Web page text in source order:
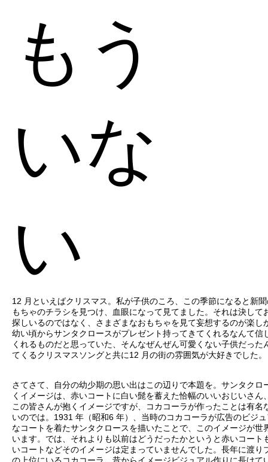
もう
いな
い
12 月といえばクリスマス。私が子供のころ、この季節になると新
もちゃのチラシを見つけ、血眼になって見てました。それは決して
探しいるのではなく、さまざまなおもちゃを見て妄想するのが楽し
幼い頃からサンタクロースがプレゼント持ってきてくれるなんて信
くれるものだと思っていた、そんなぜんぜん可愛くない子供だった
てくるクリスマスソングと共に12 月の街の雰囲気が大好きでした。
さてさて、自分の幼少期の思い出はこの辺りで本題を。サンタクロ
くイメージは、赤いコートに白い髭を蓄えた恰幅のいいおじいさん
この皆さんが抱くイメージですが、コカコーラが作ったことは有名
いのでは。1931 年（昭和6 年）、当時のコカコーラが広告のビジ
なコートを着たサンタクロースを描いたことで、このイメージが世
います。では、それよりも以前はどうだったかというと赤いコート
いコートなどそのイメージは定まっていませんでした。長年に渡り